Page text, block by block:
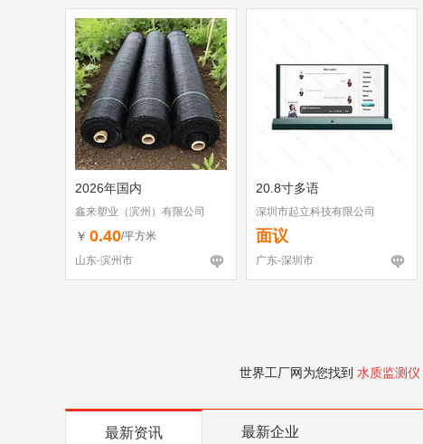
2026年国内
鑫来塑业（滨州）有限公司
￥ 0.40/平方米
山东-滨州市
20.8寸多语
深圳市起立科技有限公司
面议
广东-深圳市
世界工厂网为您找到 水质监测仪
最新资讯 最新企业